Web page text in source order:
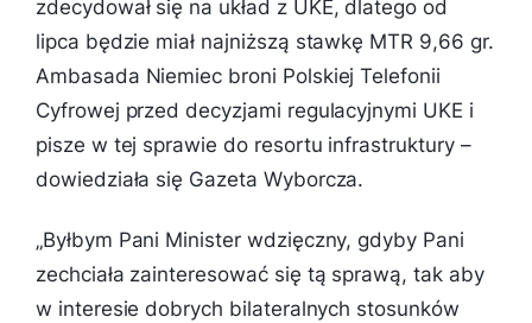
zdecydował się na układ z UKE, dlatego od
lipca będzie miał najniższą stawkę MTR 9,66 gr.
Ambasada Niemiec broni Polskiej Telefonii
Cyfrowej przed decyzjami regulacyjnymi UKE i
pisze w tej sprawie do resortu infrastruktury –
dowiedziała się Gazeta Wyborcza.
„Byłbym Pani Minister wdzięczny, gdyby Pani
zechciała zainteresować się tą sprawą, tak aby
w interesie dobrych bilateralnych stosunków